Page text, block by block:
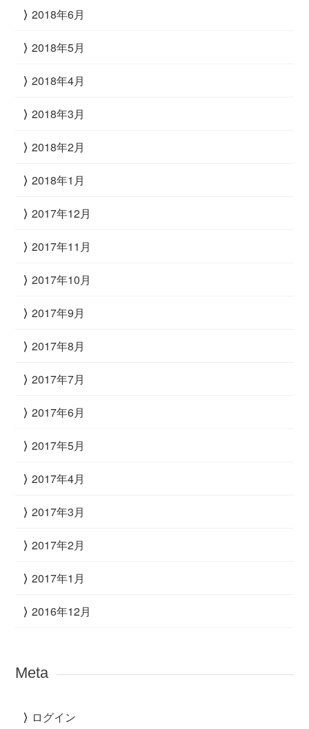
2018年6月
2018年5月
2018年4月
2018年3月
2018年2月
2018年1月
2017年12月
2017年11月
2017年10月
2017年9月
2017年8月
2017年7月
2017年6月
2017年5月
2017年4月
2017年3月
2017年2月
2017年1月
2016年12月
Meta
ログイン